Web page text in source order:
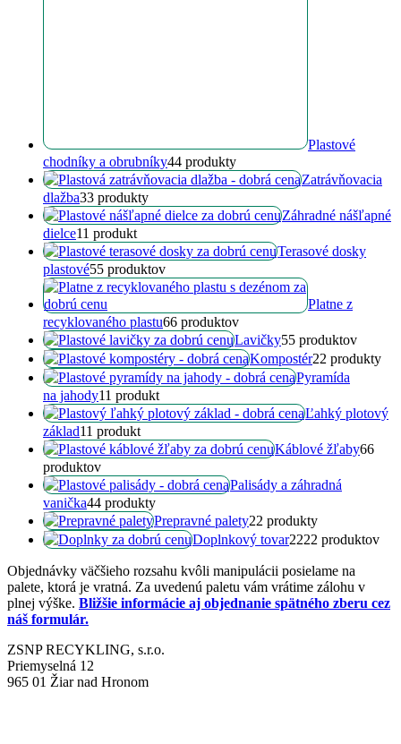
Plastové
chodníky a obrubníky44 produkty
Zatrávňovacia
dlažba33 produkty
Záhradné nášľapné
dielce11 produkt
Terasové dosky
plastové55 produktov
Platne z
recyklovaného plastu66 produktov
Lavičky55 produktov
Kompostér22 produkty
Pyramída
na jahody11 produkt
Ľahký plotový
základ11 produkt
Káblové žľaby66
produktov
Palisády a záhradná
vanička44 produkty
Prepravné palety22 produkty
Doplnkový tovar2222 produktov
Objednávky väčšieho rozsahu kvôli manipulácii posielame na
palete, ktorá je vratná. Za uvedenú paletu vám vrátime zálohu v
plnej výške. Bližšie informácie aj objednanie spätného zberu cez
náš formulár.
ZSNP RECYKLING, s.r.o.
Priemyselná 12
965 01 Žiar nad Hronom